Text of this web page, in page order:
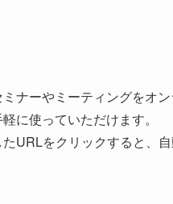
ナーやミーティングをオ
に使っていただけます。
URLをクリックすると、